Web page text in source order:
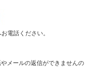
電話ください。
メールの返信ができませんの